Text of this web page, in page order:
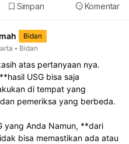
Simpan Komentar
Bidan
Bidan
atas pertanyaan nya.
USG bisa saja
di tempat yang
pemeriksa yang berbeda.
yang Anda Namun, **dari
bisa memastikan ada atau